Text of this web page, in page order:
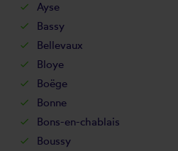
Ayse
Bassy
Bellevaux
Bloye
Boëge
Bonne
Bons-en-chablais
Boussy